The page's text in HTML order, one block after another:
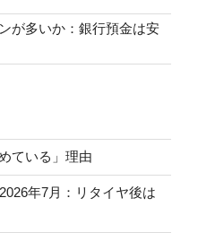
が多いか：銀行預金は安
ている」理由
年7月：リタイヤ後は